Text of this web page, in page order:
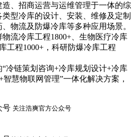
、招商运营与运维管理于一体的综
型冷库的设计、安装、维修及定制
物流及防爆冷库等多种应用场景。
流冷库工程1800+、生物医疗冷库
工程1000+，科研防爆冷库工程
冷链策划咨询+冷库规划设计+冷库
慧物联网管理”一体化解决方案，
关注浩爽官方公众号